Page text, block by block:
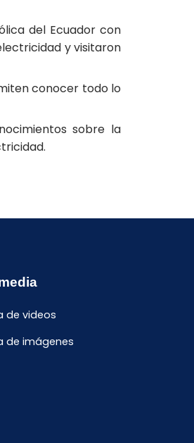
del Ecuador con
y visitaron
conocer todo lo
sobre la
de videos
de imágenes